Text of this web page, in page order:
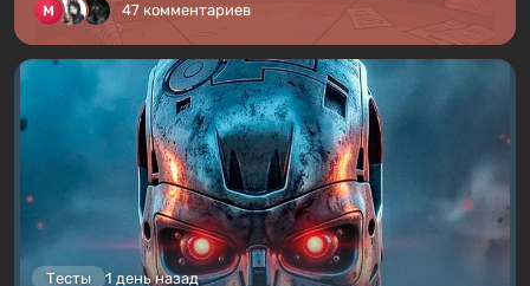
47 комментариев
Тесты 1 день назад